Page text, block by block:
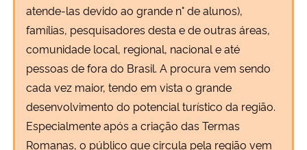
Secretaria-Geral
Secretaria de Governo
Gabinete de Segurança Institucional
Advocacia-Geral da União
atende-las devido ao grande n° de alunos),
famílias, pesquisadores desta e de outras áreas,
comunidade local, regional, nacional e até
pessoas de fora do Brasil. A procura vem sendo
cada vez maior, tendo em vista o grande
desenvolvimento do potencial turístico da região.
Especialmente após a criação das Termas
Romanas, o público que circula pela região vem